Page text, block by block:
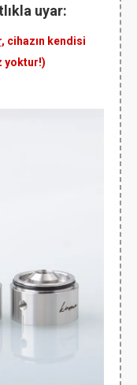
uyar:
, cihazın kendisi
yoktur!)